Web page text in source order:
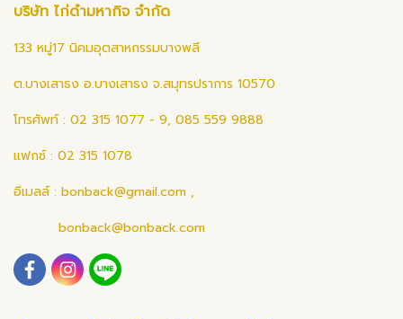
บริษัท ไก่ดำมหากิจ จำกัด
133 หมู่17 นิคมอุตสาหกรรมบางพลี
ต.บางเสาธง อ.บางเสาธง จ.สมุทรปราการ 10570
โทรศัพท์ : 02 315 1077 - 9, 085 559 9888
แฟกซ์ : 02 315 1078
อีเมลล์ : bonback@gmail.com ,
bonback@bonback.com